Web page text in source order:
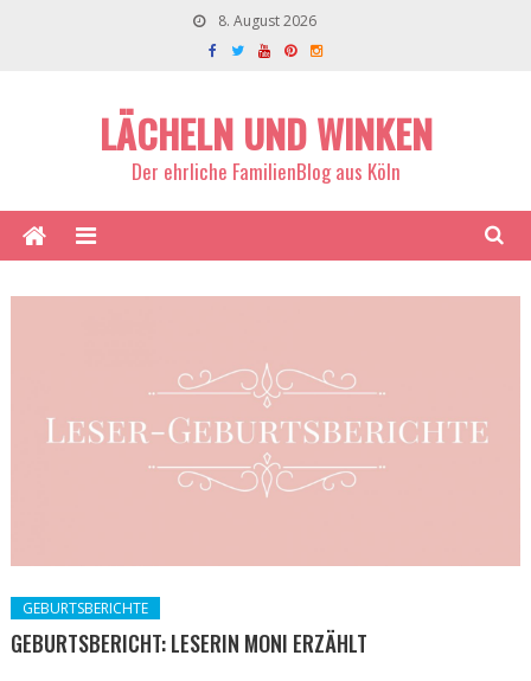
8. August 2026
LÄCHELN UND WINKEN
Der ehrliche FamilienBlog aus Köln
GEBURTSBERICHTE
GEBURTSBERICHT: LESERIN MONI ERZÄHLT